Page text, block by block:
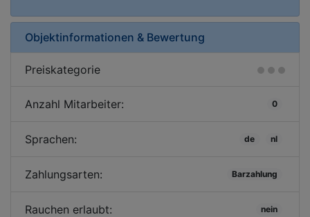
Objektinformationen & Bewertung
Preiskategorie
Anzahl Mitarbeiter: 0
Sprachen: de nl
Zahlungsarten: Barzahlung
Rauchen erlaubt: nein